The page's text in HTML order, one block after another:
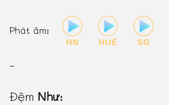
Phát âm:
-
Đệm Như: